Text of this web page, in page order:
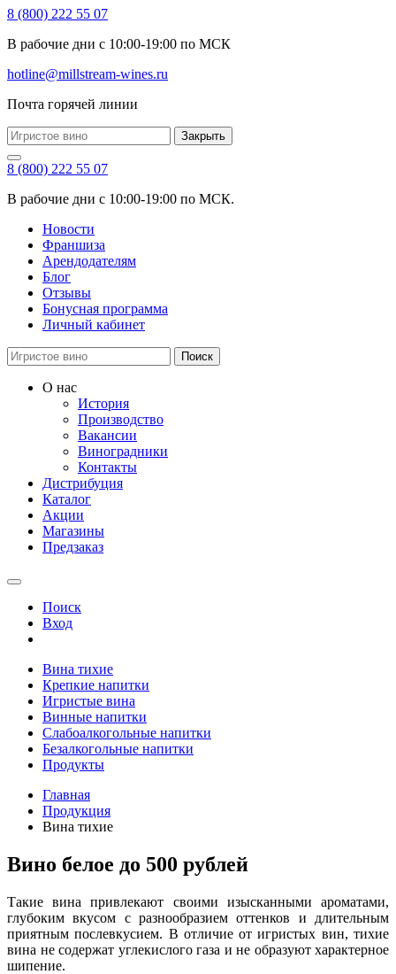
8 (800) 222 55 07
В рабочие дни с 10:00-19:00 по МСК
hotline@millstream-wines.ru
Почта горячей линии
Закрыть
8 (800) 222 55 07
В рабочие дни с 10:00-19:00 по МСК.
Новости
Франшиза
Арендодателям
Блог
Отзывы
Бонусная программа
Личный кабинет
Поиск
О нас
История
Производство
Вакансии
Виноградники
Контакты
Дистрибуция
Каталог
Акции
Магазины
Предзаказ
Поиск
Вход
Вина тихие
Крепкие напитки
Игристые вина
Винные напитки
Слабоалкогольные напитки
Безалкогольные напитки
Продукты
Главная
Продукция
Вина тихие
Вино белое до 500 рублей
Такие вина привлекают своими изысканными ароматами,
глубоким вкусом с разнообразием оттенков и длительным
приятным послевкусием. В отличие от игристых вин, тихие
вина не содержат углекислого газа и не образуют характерное
шипение.